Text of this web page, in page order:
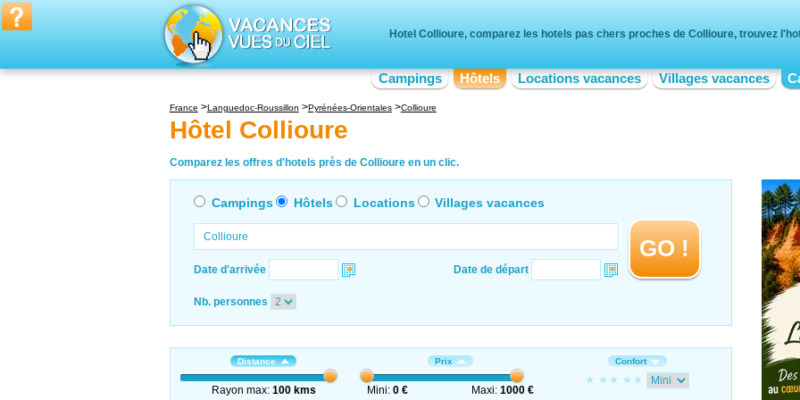
Hotel Collioure, comparez les hotels pas chers proches de Collioure, trouvez
Campings Hôtels Locations vacances Villages vacances
France Languedoc-Roussillon Pyrénées-Orientales Collioure
Hôtel Collioure
Comparez les offres d'hotels près de Collioure en un clic.
Campings Hôtels Locations Villages vacances
Date d'arrivée Date de départ
GO !
Nb. personnes
Distance
Rayon max: 100 kms
Prix
Mini:0 € Maxi: 1000 €
Confort